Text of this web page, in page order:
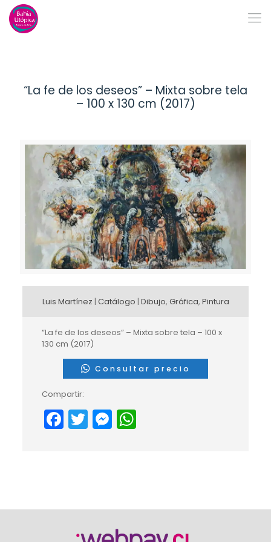
“La fe de los deseos” – Mixta sobre tela
– 100 x 130 cm (2017)
Luis Martínez | Catálogo | Dibujo, Gráfica, Pintura
“La fe de los deseos” – Mixta sobre tela – 100 x
130 cm (2017)
Consultar precio
Compartir:
Facebook
TwitterMessenger
WhatsApp